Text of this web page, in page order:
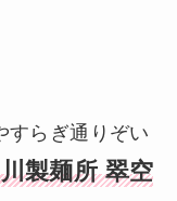
すらぎ通りぞい
製麺所 翠空